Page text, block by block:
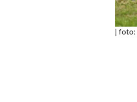
| foto: